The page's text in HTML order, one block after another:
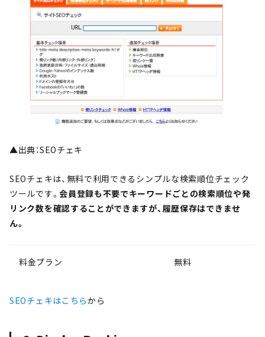
▲出典：SEOチェキ
SEOチェキは、無料で利用できるシンプルな検索順位チェック
ツールです。会員登録も不要でキーワードごとの検索順位や発
リンク数を確認することができますが、履歴保存はできませ
ん。
料金プラン 無料
SEOチェキはこちらから